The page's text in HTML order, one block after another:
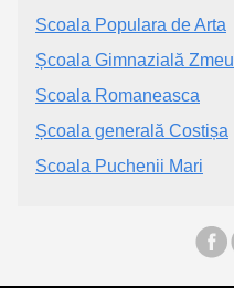
Scoala Populara de Arta
Școala Gimnazială Zmeu
Scoala Romaneasca
Școala generală Costișa
Scoala Puchenii Mari